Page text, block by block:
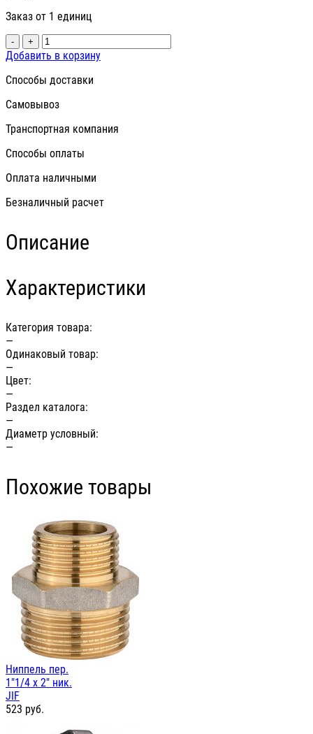
Заказ от 1 единиц
- +
Добавить в корзину
Способы доставки
Самовывоз
Транспортная компания
Способы оплаты
Оплата наличными
Безналичный расчет
Описание
Характеристики
Категория товара:
—
Одинаковый товар:
—
Цвет:
—
Раздел каталога:
—
Диаметр условный:
—
Похожие товары
Ниппель пер.
1"1/4 х 2" ник.
JIF
523 руб.